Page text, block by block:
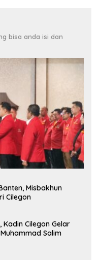
bisa anda isi dan
Misbakhun
Cilegon
Kadin Cilegon Gelar
Salim